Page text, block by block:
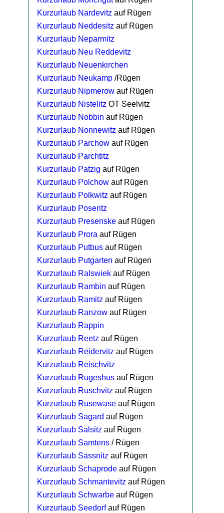
Kurzurlaub Nardevitz auf Rügen
Kurzurlaub Neddesitz auf Rügen
Kurzurlaub Neparmitz
Kurzurlaub Neu Reddevitz
Kurzurlaub Neuenkirchen
Kurzurlaub Neukamp /Rügen
Kurzurlaub Nipmerow auf Rügen
Kurzurlaub Nistelitz OT Seelvitz
Kurzurlaub Nobbin auf Rügen
Kurzurlaub Nonnewitz auf Rügen
Kurzurlaub Parchow auf Rügen
Kurzurlaub Parchtitz
Kurzurlaub Patzig auf Rügen
Kurzurlaub Polchow auf Rügen
Kurzurlaub Polkwitz auf Rügen
Kurzurlaub Poseritz
Kurzurlaub Presenske auf Rügen
Kurzurlaub Prora auf Rügen
Kurzurlaub Putbus auf Rügen
Kurzurlaub Putgarten auf Rügen
Kurzurlaub Ralswiek auf Rügen
Kurzurlaub Rambin auf Rügen
Kurzurlaub Ramitz auf Rügen
Kurzurlaub Ranzow auf Rügen
Kurzurlaub Rappin
Kurzurlaub Reetz auf Rügen
Kurzurlaub Reidervitz auf Rügen
Kurzurlaub Reischvitz
Kurzurlaub Rugeshus auf Rügen
Kurzurlaub Ruschvitz auf Rügen
Kurzurlaub Rusewase auf Rügen
Kurzurlaub Sagard auf Rügen
Kurzurlaub Salsitz auf Rügen
Kurzurlaub Samtens / Rügen
Kurzurlaub Sassnitz auf Rügen
Kurzurlaub Schaprode auf Rügen
Kurzurlaub Schmantevitz auf Rügen
Kurzurlaub Schwarbe auf Rügen
Kurzurlaub Seedorfauf Rügen